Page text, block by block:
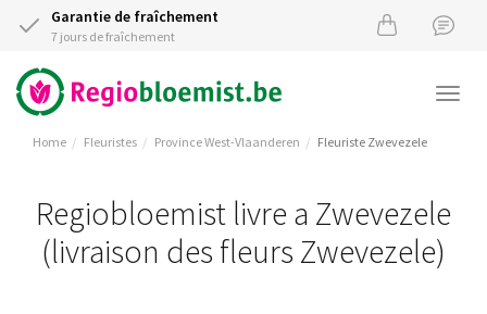
Garantie de fraîchement
7 jours de fraîchement
Home Fleuristes Province West-Vlaanderen Fleuriste Zwevezele
Regiobloemist livre a Zwevezele
(livraison des fleurs Zwevezele)